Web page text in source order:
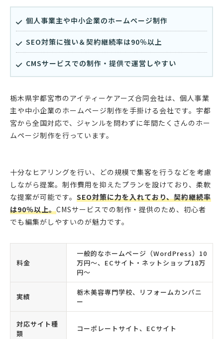
個人事業主や中小企業のホームページ制作
SEO対策に強い＆契約継続率は90％以上
CMSサービスでの制作・提供で運営しやすい
栃木県宇都宮市のアイティーケアーズ合同会社は、個人事業
主や中小企業のホームページ制作を手掛ける会社です。宇都
宮から全国対応で、ジャンルを問わずに年間たくさんのホー
ムページ制作を行っています。
十分なヒアリングを行い、どの規模で集客を行うなどを考慮
しながら提案。制作費用を抑えたプランを設けており、柔軟
な提案が可能です。 SEO対策に力を入れており、契約継続率
は90％以上。CMSサービスでの制作・提供のため、初心者
でも編集がしやすいのが魅力です。
料金
一般的なホームページ（WordPress）10
万円〜、ECサイト・ネットショップ18万
円〜
実績
栃木美容専門学校、リフォームカンパニ
ー
対応サイト種
類
コーポレートサイト、ECサイト